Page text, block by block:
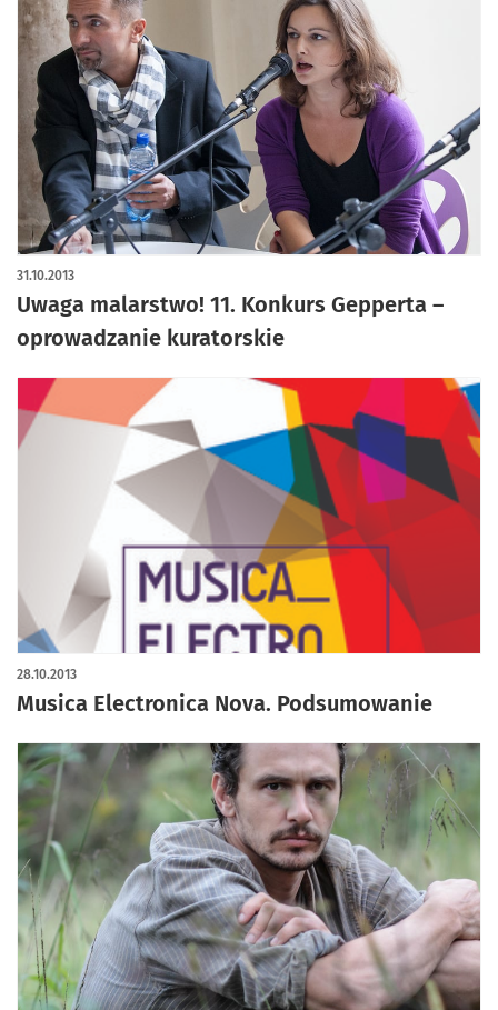
Uwaga malarstwo! 11. Konkurs Gepperta –
oprowadzanie kuratorskie
31.10.2013
Musica Electronica Nova. Podsumowanie
28.10.2013